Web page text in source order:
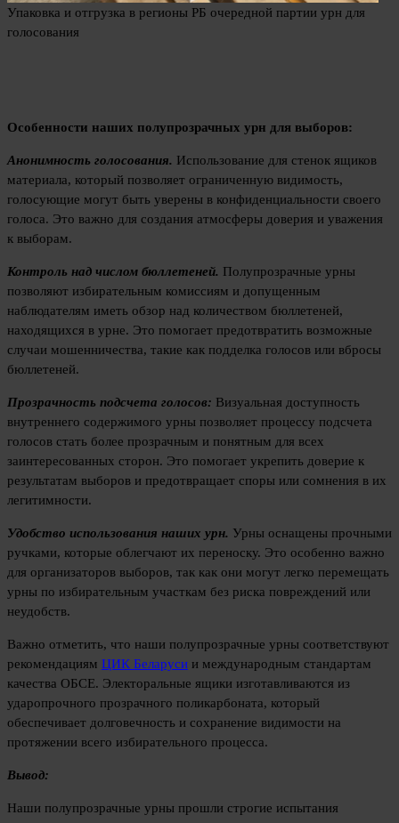
Упаковка и отгрузка в регионы РБ очередной партии урн для
голосования
Особенности наших полупрозрачных урн для выборов:
Анонимность голосования. Использование для стенок ящиков
материала, который позволяет ограниченную видимость,
голосующие могут быть уверены в конфиденциальности своего
голоса. Это важно для создания атмосферы доверия и уважения
к выборам.
Контроль над числом бюллетеней. Полупрозрачные урны
позволяют избирательным комиссиям и допущенным
наблюдателям иметь обзор над количеством бюллетеней,
находящихся в урне. Это помогает предотвратить возможные
случаи мошенничества, такие как подделка голосов или вбросы
бюллетеней.
Прозрачность подсчета голосов: Визуальная доступность
внутреннего содержимого урны позволяет процессу подсчета
голосов стать более прозрачным и понятным для всех
заинтересованных сторон. Это помогает укрепить доверие к
результатам выборов и предотвращает споры или сомнения в их
легитимности.
Удобство использования наших урн. Урны оснащены прочными
ручками, которые облегчают их переноску. Это особенно важно
для организаторов выборов, так как они могут легко перемещать
урны по избирательным участкам без риска повреждений или
неудобств.
Важно отметить, что наши полупрозрачные урны соответствуют
рекомендациям ЦИК Беларуси и международным стандартам
качества ОБСЕ. Электоральные ящики изготавливаются из
ударопрочного прозрачного поликарбоната, который
обеспечивает долговечность и сохранение видимости на
протяжении всего избирательного процесса.
Вывод:
Наши полупрозрачные урны прошли строгие испытания